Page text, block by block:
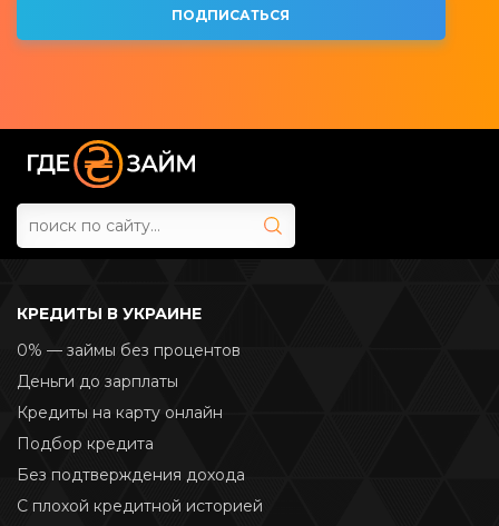
КРЕДИТЫ В УКРАИНЕ
0% — займы без процентов
Деньги до зарплаты
Кредиты на карту онлайн
Подбор кредита
Без подтверждения дохода
С плохой кредитной историей